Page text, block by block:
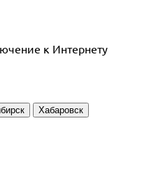
к Интернету
Хабаровск